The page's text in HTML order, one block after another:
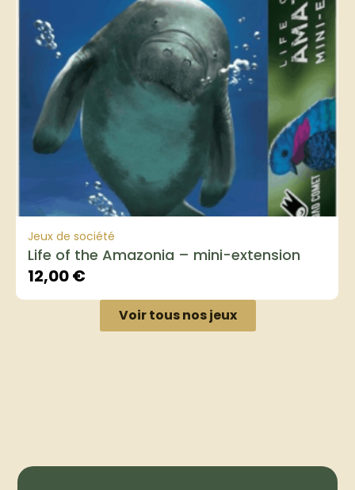
Jeux de société
Life of the Amazonia – mini-extension
12,00€
Voir tous nos jeux